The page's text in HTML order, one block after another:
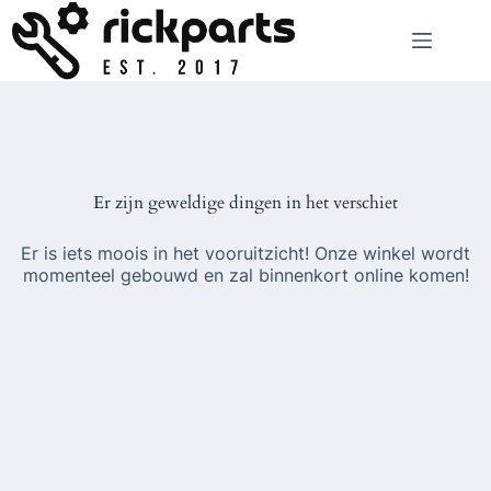
naar
de
inhoud
Er zijn geweldige dingen in het verschiet
Er is iets moois in het vooruitzicht! Onze winkel wordt
momenteel gebouwd en zal binnenkort online komen!